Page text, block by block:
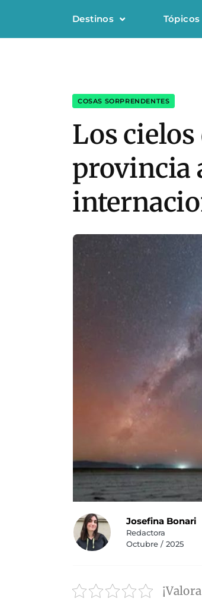
Destinos Tópicos
COSAS SORPRENDENTES
Los
provincia
Josefina Bonari
Redactora
Octubre / 2025